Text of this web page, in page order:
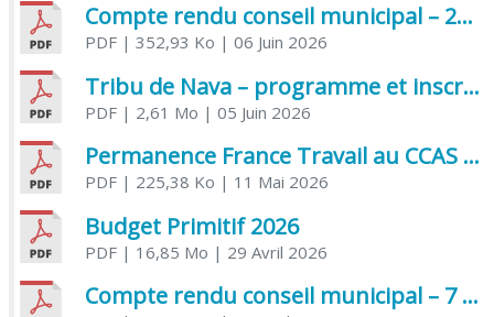
Compte rendu conseil municipal – 21 avril 2026
PDF| 352,93 Ko | 06 Juin 2026
Tribu de Nava – programme et inscriptions été 2026
PDF| 2,61 Mo | 05 Juin 2026
Permanence France Travail au CCAS de Saujon Juin 2026
PDF| 225,38 Ko | 11 Mai 2026
Budget Primitif 2026
PDF| 16,85 Mo | 29 Avril 2026
Compte rendu conseil municipal – 7 avril 2026